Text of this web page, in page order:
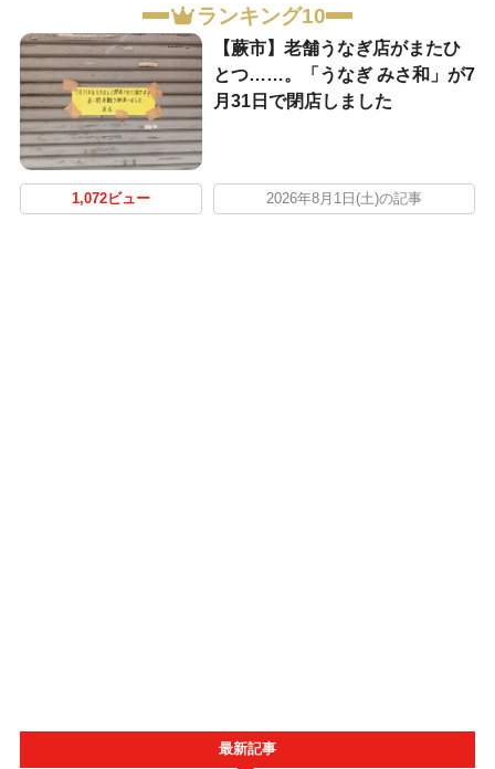
ランキング10
【蕨市】老舗うなぎ店がまたひ
とつ……。「うなぎ みさ和」が7
月31日で閉店しました
1,072ビュー 2026年8月1日(土)の記事
最新記事